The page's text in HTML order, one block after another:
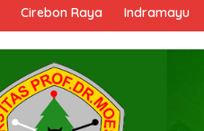
Cirebon Raya Indramayu